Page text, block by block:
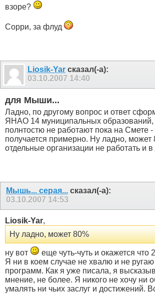
взоре?
Сорри, за флуд
Liosik-Yar сказал(-а):
03.10.2007 14:40
для Мыши...
Ладно, по другому вопрос и ответ
ЯНАО 14 муниципальных образований,
полнтостю не работают пока на Смете -
получается примерно. Ну ладно, может
отдельные организации не работать и
Мышь... серая... сказал(-а):
03.10.2007 14:53
Liosik-Yar,
Ну ладно, может 80%
ну вот
еще чуть-чуть и окажется что
Я ни в коем случае не хвалю и не ругаю
программ. Как я уже писала, я
мнение, не более. Я никого не хочу ни
умалять ни чьих заслуг и достижений.